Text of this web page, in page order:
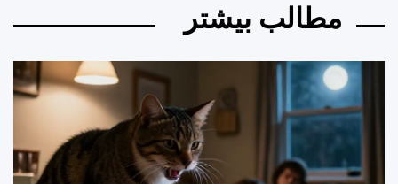
مطالب بیشتر